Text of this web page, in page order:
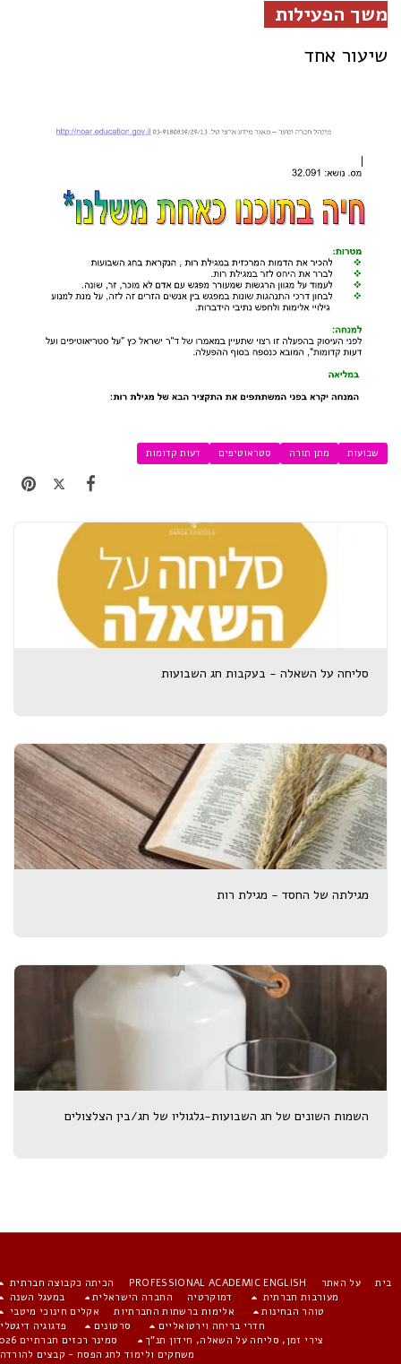
משך הפעילות
שיעור אחד
שבועות מתן תורה סטראוטיפים דעות קדומות
סליחה על השאלה - בעקבות חג השבועות
מגילתה של החסד - מגילת רות
השמות השונים של חג השבועות-גלגוליו של חג/בין הצלצולים
על האתר PROFESSIONAL ACADEMIC ENGLISH
הכיתה כקבוצה חברתית
מעורבות חברתית
דמוקרטיה החברה הישראלית
במעגל השנה
טוהר הבחינות
אלימות ברשתות החברתיות
אקלים חינוכי מיטבי
חדרי בריחה וירטואליים
סרטונים
פדגוגיה דיגטלית
צירי זמן, סליחה על השאלה, חידון תנ"ך
סמינר רכזים חברתיים 2026
משחקים ולימוד לחג הפסח - קבצים להורדה